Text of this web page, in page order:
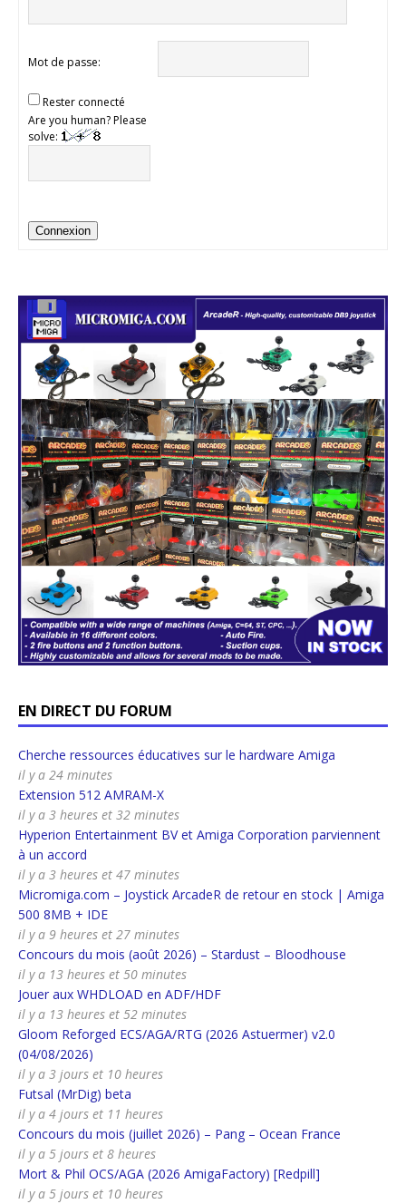
Mot de passe:
Rester connecté
Are you human? Please
solve:
Connexion
EN DIRECT DU FORUM
Cherche ressources éducatives sur le hardware Amiga
il y a 24 minutes
Extension 512 AMRAM-X
il y a 3 heures et 32 minutes
Hyperion Entertainment BV et Amiga Corporation parviennent
à un accord
il y a 3 heures et 47 minutes
Micromiga.com – Joystick ArcadeR de retour en stock | Amiga
500 8MB + IDE
il y a 9 heures et 27 minutes
Concours du mois (août 2026) – Stardust – Bloodhouse
il y a 13 heures et 50 minutes
Jouer aux WHDLOAD en ADF/HDF
il y a 13 heures et 52 minutes
Gloom Reforged ECS/AGA/RTG (2026 Astuermer) v2.0
(04/08/2026)
il y a 3 jours et 10 heures
Futsal (MrDig) beta
il y a 4 jours et 11 heures
Concours du mois (juillet 2026) – Pang – Ocean France
il y a 5 jours et 8 heures
Mort & Phil OCS/AGA (2026 AmigaFactory) [Redpill]
il y a 5 jours et 10 heures